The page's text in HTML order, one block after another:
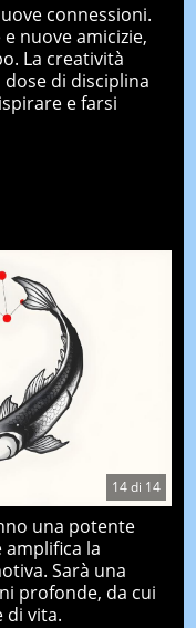
connessioni.
nuove amicizie,
La creatività
di disciplina
e farsi
14di 14
una potente
la
Sarà una
profonde, da cui
di vita.